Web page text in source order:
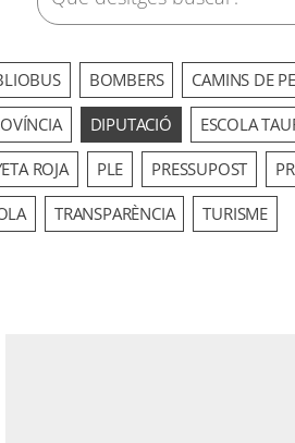
BOMBERS CAMINS DE
DIPUTACIÓ ESCOLA
ROJA PLE PRESSUPOST
TRANSPARÈNCIA TURISME